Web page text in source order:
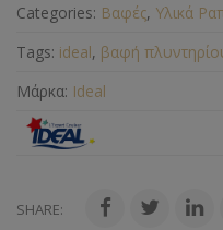
Categories: Βαφές, Υλικά
Tags: ideal, βαφή
Μάρκα: Ideal
SHARE: